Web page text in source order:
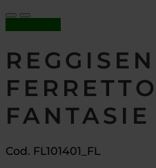
Cod. FL101401_FL